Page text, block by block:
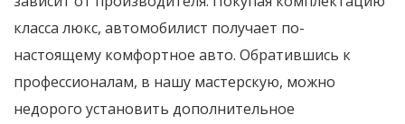
класса люкс, автомобилист получает по-
настоящему комфортное авто. Обратившись к
профессионалам, в нашу мастерскую, можно
недорого установить дополнительное